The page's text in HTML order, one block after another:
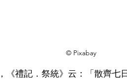
© Pixabay
《禮記．祭統》云：「散齊